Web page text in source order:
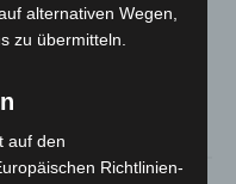
29%
alternativen Wegen,
zu übermitteln.
auf den
Richtlinien-